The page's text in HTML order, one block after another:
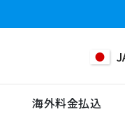
海外料金払込